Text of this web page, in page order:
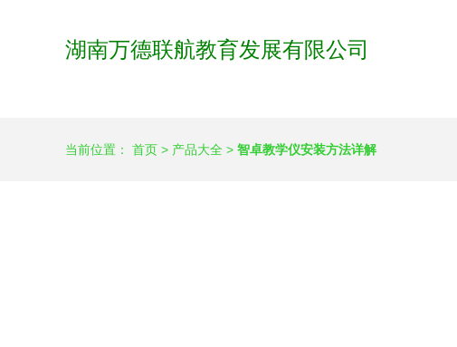
湖南万德联航教育发展有限公司
当前位置： 首页 > 产品大全 > 智卓教学仪安装方法详解